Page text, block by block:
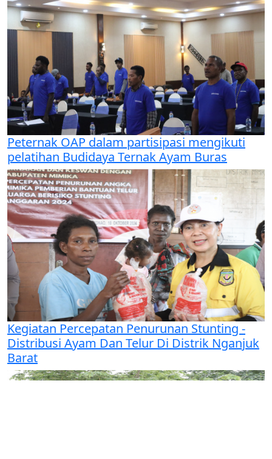
Peternak OAP dalam partisipasi mengikuti
pelatihan Budidaya Ternak Ayam Buras
Kegiatan Percepatan Penurunan Stunting -
Distribusi Ayam Dan Telur Di Distrik Nganjuk
Barat